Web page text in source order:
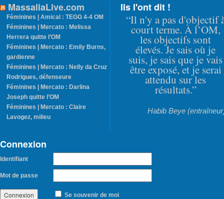
MassaliaLive.com
Féminines | Amical : TEGG 4-4 OM
Féminines | Mercato : Melissa
Herrera quitte l’OM
Féminines | Mercato : Emily Burns,
gardienne
Féminines | Mercato : Nelly da Cruz
Rodrigues, défenseure
Féminines | Mercato : Darlina
Joseph quitte l’OM
Féminines | Mercato : Claire
Lavogez, milieu
Ils l'ont dit !
“Il n'y a pas d'objectif
court terme. À l’OM,
les objectifs sont
élevés. Je sais où je
suis, je sais que je vais
être exposé, et je serai
attendu sur les
résultats.”
Habib Beye
Connexion
Identifiant
Mot de passe
Se souvenir de moi